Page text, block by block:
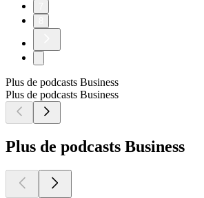
Plus de podcasts Business
Plus de podcasts Business
Plus de podcasts Business